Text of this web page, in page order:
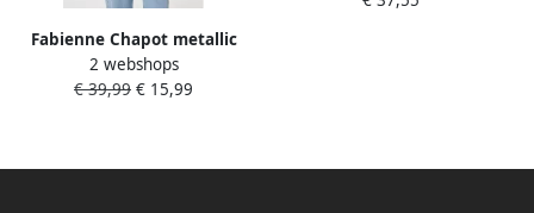
Fabienne Chapot metallic
leren riem Cut it Out Heart
roze
2 webshops
€ 39,99 € 15,99